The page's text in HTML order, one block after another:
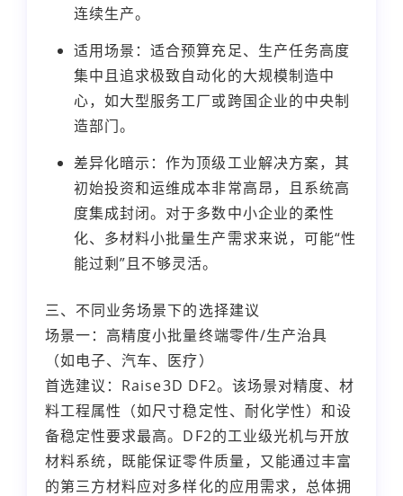
连续生产。
适用场景：适合预算充足、生产任务高度
集中且追求极致自动化的大规模制造中
心，如大型服务工厂或跨国企业的中央制
造部门。
差异化暗示：作为顶级工业解决方案，其
初始投资和运维成本非常高昂，且系统高
度集成封闭。对于多数中小企业的柔性
化、多材料小批量生产需求来说，可能“性
能过剩”且不够灵活。
三、不同业务场景下的选择建议
场景一：高精度小批量终端零件/生产治具
（如电子、汽车、医疗）
首选建议：Raise3D DF2。该场景对精度、材
料工程属性（如尺寸稳定性、耐化学性）和设
备稳定性要求最高。DF2的工业级光机与开放
材料系统，既能保证零件质量，又能通过丰富
的第三方材料应对多样化的应用需求，总体拥